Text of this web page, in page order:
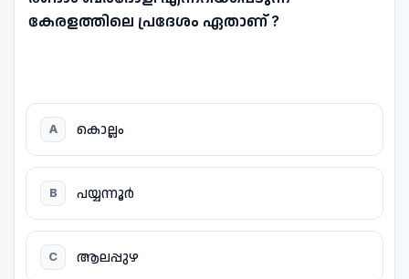
കേരളത്തിലെ പ്രദേശം ഏതാണ് ?
A കൊല്ലം
B പയ്യന്നൂർ
C ആലപ്പുഴ